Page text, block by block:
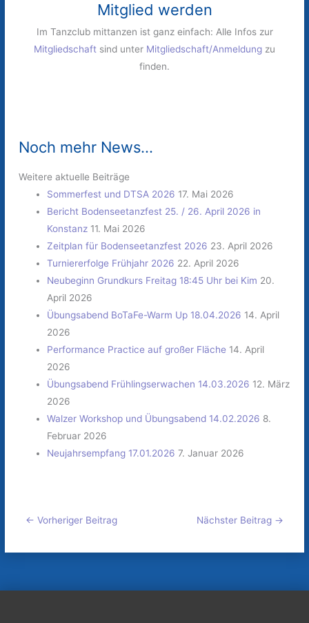
Mitglied werden
Im Tanzclub mittanzen ist ganz einfach: Alle Infos zur
Mitgliedschaft sind unter Mitgliedschaft/Anmeldung zu
finden.
Noch mehr News...
Weitere aktuelle Beiträge
Sommerfest und DTSA 2026 17. Mai 2026
Bericht Bodenseetanzfest 25. / 26. April 2026 in
Konstanz 11. Mai 2026
Zeitplan für Bodenseetanzfest 2026 23. April 2026
Turniererfolge Frühjahr 2026 22. April 2026
Neubeginn Grundkurs Freitag 18:45 Uhr bei Kim 20.
April 2026
Übungsabend BoTaFe-Warm Up 18.04.2026 14. April
2026
Performance Practice auf großer Fläche 14. April
2026
Übungsabend Frühlingserwachen 14.03.2026 12. März
2026
Walzer Workshop und Übungsabend 14.02.2026 8.
Februar 2026
Neujahrsempfang 17.01.2026 7. Januar 2026
← Vorheriger Beitrag Nächster Beitrag →